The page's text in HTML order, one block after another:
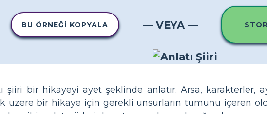
BU ÖRNEĞI KOPYALA — VEYA —
şiiri bir hikayeyi ayet şeklinde anlatır. Arsa, karakterler,
üzere bir hikaye için gerekli unsurların tümünü içeren